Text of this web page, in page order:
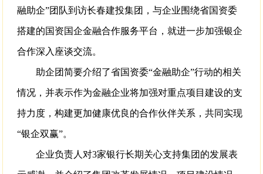
融助企”团队到访长春建投集团，与企业围绕省国资委
搭建的国资国企金融合作服务平台，就进一步加强银企
合作深入座谈交流。
助企团简要介绍了省国资委“金融助企”行动的相关
情况，并表示作为金融企业将加强对重点项目建设的支
持力度，构建更加健康优良的合作伙伴关系，共同实现
“银企双赢”。
企业负责人对3家银行长期关心支持集团的发展表